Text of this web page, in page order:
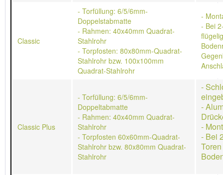
Classic
- Torfüllung: 6/5/6mm-
Doppelstabmatte
- Rahmen: 40x40mm Quadrat-
Stahlrohr
- Torpfosten: 80x80mm-Quadrat-
Stahlrohr bzw. 100x100mm
Quadrat-Stahlrohr
-
- Bei
Classic Plus
- Torfüllung: 6/5/6mm-
Doppeltabmatte
- Rahmen: 40x40mm Quadrat-
Stahlrohr
- Torpfosten 60x60mm-Quadrat-
Stahlrohr bzw. 80x80mm Quadrat-
Stahlrohr
-
-
-
- Bei